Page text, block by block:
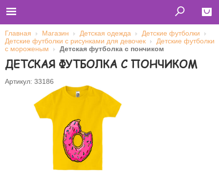
Close
Главная
Футболки
Толстовки (кенгурушки)
Свитшоты
Оплата и доставка
Имя пользователя (логин)
Главная Магазин Детская одежда
Детские футболки
Детские футболки с рисунками для девочек
Детские футболки
с мороженым
Детская футболка с пончиком
ДЕТСКАЯ ФУТБОЛКА С ПОНЧИКОМ
Артикул: 33186